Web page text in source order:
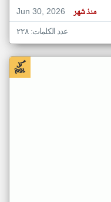
Jun 30, 2026
منذ شهر
عدد الكلمات: ٢٢٨